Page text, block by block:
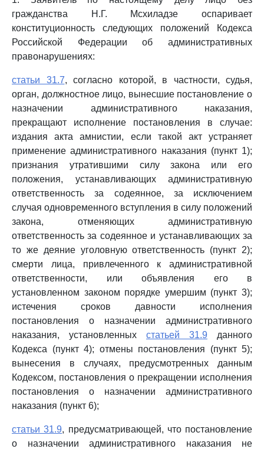
гражданства Н.Г. Мсхиладзе оспаривает
конституционность следующих положений Кодекса
Российской Федерации об административных
правонарушениях:
статьи 31.7, согласно которой, в частности, судья,
орган, должностное лицо, вынесшие постановление о
назначении административного наказания,
прекращают исполнение постановления в случае:
издания акта амнистии, если такой акт устраняет
применение административного наказания (пункт 1);
признания утратившими силу закона или его
положения, устанавливающих административную
ответственность за содеянное, за исключением
случая одновременного вступления в силу положений
закона, отменяющих административную
ответственность за содеянное и устанавливающих за
то же деяние уголовную ответственность (пункт 2);
смерти лица, привлеченного к административной
ответственности, или объявления его в
установленном законом порядке умершим (пункт 3);
истечения сроков давности исполнения
постановления о назначении административного
наказания, установленных статьей 31.9 данного
Кодекса (пункт 4); отмены постановления (пункт 5);
вынесения в случаях, предусмотренных данным
Кодексом, постановления о прекращении исполнения
постановления о назначении административного
наказания (пункт 6);
статьи 31.9, предусматривающей, что постановление
о назначении административного наказания не